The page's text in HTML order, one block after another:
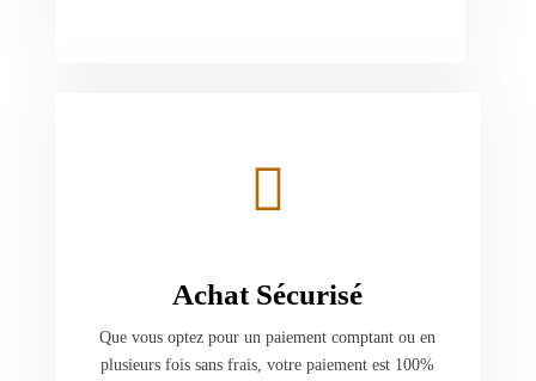
Achat Sécurisé
Que vous optez pour un paiement comptant ou en
plusieurs fois sans frais, votre paiement est 100%